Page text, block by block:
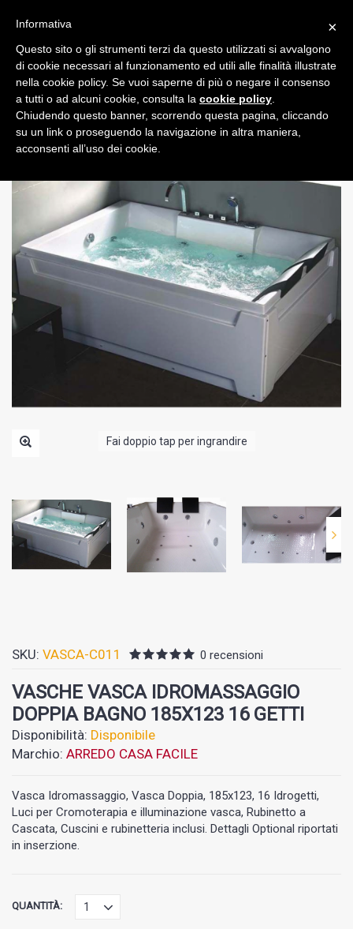
0
Fai doppio tap per ingrandire
SKU: VASCA-C011 0 recensioni
VASCHE VASCA IDROMASSAGGIO
DOPPIA BAGNO 185X123 16 GETTI
Disponibilità: Disponibile
Marchio: ARREDO CASA FACILE
Vasca Idromassaggio, Vasca Doppia, 185x123, 16 Idrogetti,
Luci per Cromoterapia e illuminazione vasca, Rubinetto a
Cascata, Cuscini e rubinetteria inclusi. Dettagli Optional riportati
in inserzione.
QUANTITÀ:
×
Informativa
Questo sito o gli strumenti terzi da questo utilizzati si avvalgono
di cookie necessari al funzionamento ed utili alle finalità illustrate
nella cookie policy. Se vuoi saperne di più o negare il consenso
a tutti o ad alcuni cookie, consulta la cookie policy
Chiudendo questo banner, scorrendo questa pagina, cliccando
su un link o proseguendo la navigazione in altra maniera,
acconsenti all’uso dei cookie.